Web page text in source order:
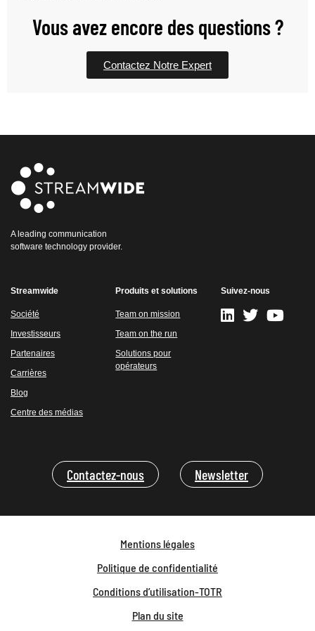
Vous avez encore des questions ?
Contactez Notre Expert
A leading communication
software technology provider.
Streamwide
Société
Investisseurs
Partenaires
Carrières
Blog
Centre des médias
Produits et solutions
Team on mission
Team on the run
Solutions pour
opérateurs
Suivez-nous
Contactez-nous Newsletter
Mentions légales
Politique de confidentialité
Conditions d’utilisation-TOTR
Plan du site